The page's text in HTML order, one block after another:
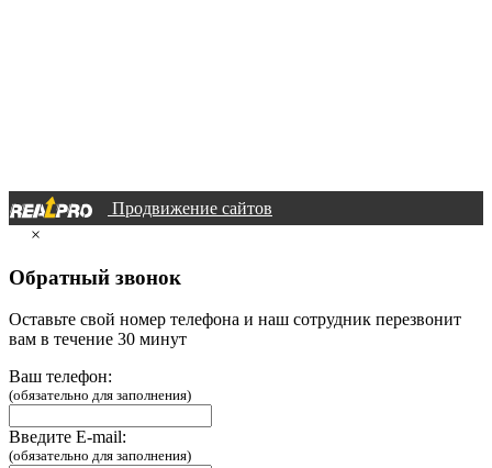
Продвижение сайтов
×
Обратный звонок
Оставьте свой номер телефона и наш сотрудник перезвонит
вам в течение 30 минут
Ваш телефон:
(обязательно для заполнения)
Введите E-mail:
(обязательно для заполнения)